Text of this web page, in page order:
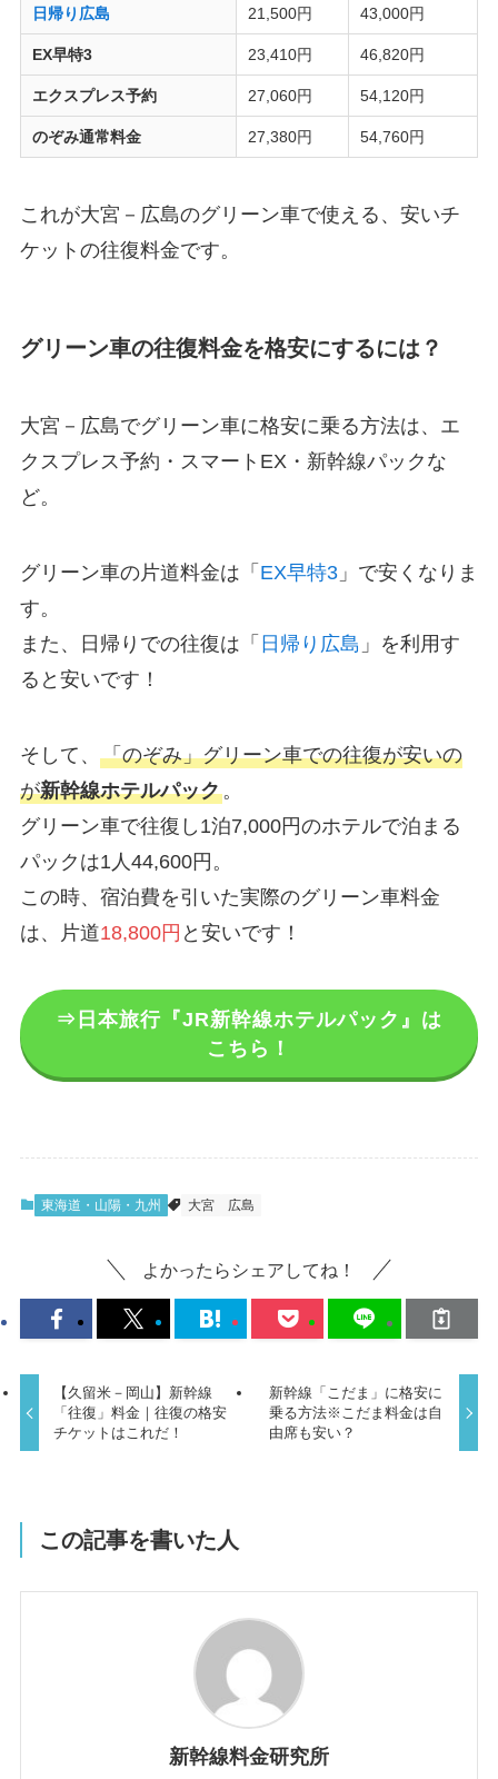
日帰り広島 21,500円 43,000円
EX早特3 23,410円 46,820円
エクスプレス予約 27,060円 54,120円
のぞみ通常料金 27,380円 54,760円
これが大宮－広島のグリーン車で使える、安いチ
ケットの往復料金です。
グリーン車の往復料金を格安にするには？
大宮－広島でグリーン車に格安に乗る方法は、エ
クスプレス予約・スマートEX・新幹線パックな
ど。
グリーン車の片道料金は「 EX早特3」で安くなりま
す。
また、日帰りでの往復は「 日帰り広島 」を利用す
ると安いです！
そして、 「のぞみ」グリーン車での往復が安いの
が新幹線ホテルパック。
グリーン車で往復し1泊7,000円のホテルで泊まる
パックは1人44,600円。
この時、宿泊費を引いた実際のグリーン車料金
は、片道18,800円 と安いです！
⇒日本旅行『JR新幹線ホテルパック』は
こちら！
東海道・山陽・九州 大宮 広島
よかったらシェアしてね！
【久留米－岡山】新幹線
「往復」料金｜往復の格安
チケットはこれだ！
新幹線「こだま」に格安に
乗る方法※こだま料金は自
由席も安い？
この記事を書いた人
新幹線料金研究所